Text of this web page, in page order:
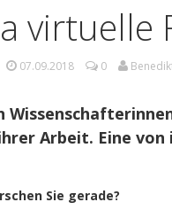
virtuelle
07.09.2018 0
Arbeit. Eine
Sie gerade?